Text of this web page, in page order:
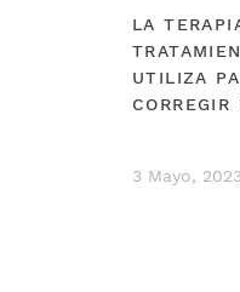
LA
UTILIZA
3 Mayo, 2023